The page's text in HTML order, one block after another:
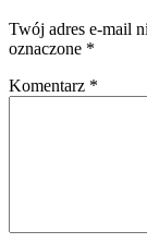
Twój adres e-mail
oznaczone *
Komentarz *